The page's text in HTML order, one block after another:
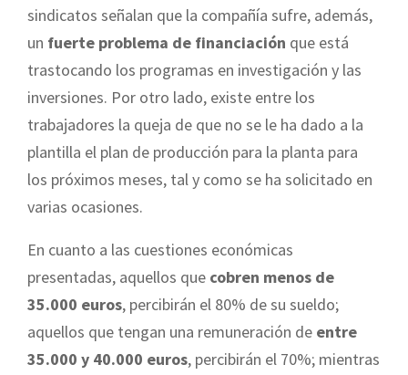
sindicatos señalan que la compañía sufre, además,
un fuerte problema de financiación que está
trastocando los programas en investigación y las
inversiones. Por otro lado, existe entre los
trabajadores la queja de que no se le ha dado a la
plantilla el plan de producción para la planta para
los próximos meses, tal y como se ha solicitado en
varias ocasiones.
En cuanto a las cuestiones económicas
presentadas, aquellos que cobren menos de
35.000 euros, percibirán el 80% de su sueldo;
aquellos que tengan una remuneración de entre
35.000 y 40.000 euros, percibirán el 70%; mientras